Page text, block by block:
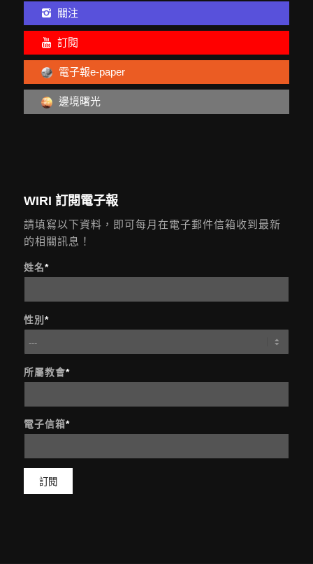
關注
訂閱
電子報e-paper
邊境曙光
WIRI 訂閱電子報
請填寫以下資料，即可每月在電子郵件信箱收到最新
的相關訊息！
姓名*
性別 *
所屬教會*
電子信箱*